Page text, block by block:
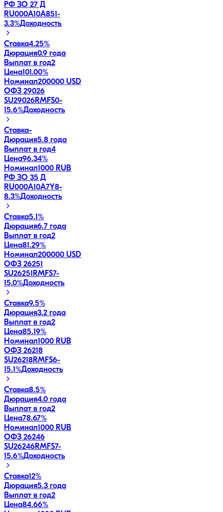
РФ ЗО 27 Д
RU000A10A851-
3.3%Доходность
Ставка4.25%
Дюрация0.9 года
Выплат в год2
Цена101.00%
Номинал200000 USD
ОФЗ 29026
SU29026RMFS0-
15.6%Доходность
Ставка-
Дюрация5.8 года
Выплат в год4
Цена96.34%
Номинал1000 RUB
РФ ЗО 35 Д
RU000A10A7Y8-
8.3%Доходность
Ставка5.1%
Дюрация6.7 года
Выплат в год2
Цена81.29%
Номинал200000 USD
ОФЗ 26251
SU26251RMFS7-
15.0%Доходность
Ставка9.5%
Дюрация3.2 года
Выплат в год2
Цена85.19%
Номинал1000 RUB
ОФЗ 26218
SU26218RMFS6-
15.1%Доходность
Ставка8.5%
Дюрация4.0 года
Выплат в год2
Цена78.67%
Номинал1000 RUB
ОФЗ 26246
SU26246RMFS7-
15.6%Доходность
Ставка12%
Дюрация5.3 года
Выплат в год2
Цена84.66%